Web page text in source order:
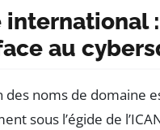
international
au
des noms de domaine
sous l’égide de